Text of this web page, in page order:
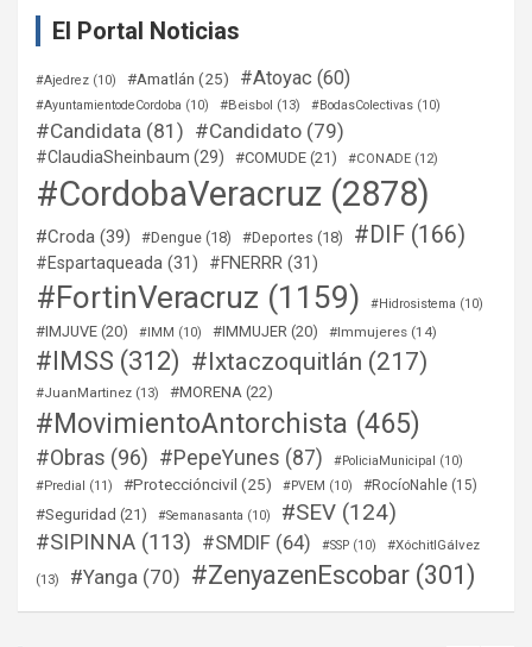
El Portal Noticias
#Ajedrez (10) #Amatlán (25) #Atoyac (60)
#AyuntamientodeCordoba (10) #Beisbol (13) #BodasColectivas (10)
#Candidata (81) #Candidato (79)
#ClaudiaSheinbaum (29) #COMUDE (21) #CONADE (12)
#CordobaVeracruz (2878)
#Croda (39) #Dengue (18) #Deportes (18) #DIF (166)
#Espartaqueada (31) #FNERRR (31)
#FortinVeracruz (1159) #Hidrosistema (10)
#IMJUVE (20) #IMM (10) #IMMUJER (20) #Immujeres (14)
#IMSS (312) #Ixtaczoquitlán (217)
#JuanMartinez (13) #MORENA (22)
#MovimientoAntorchista (465)
#Obras (96) #PepeYunes (87) #PoliciaMunicipal
(10)
#Predial
(11) #Proteccióncivil (25) #PVEM (10) #RocíoNahle (15)
#Seguridad (21) #Semanasanta (10) #SEV (124)
#SIPINNA (113) #SMDIF (64) #SSP (10) #XóchitlGálvez
(13) #Yanga (70) #ZenyazenEscobar (301)